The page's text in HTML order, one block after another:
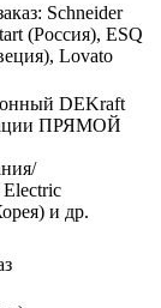
Schneider
(Россия), ESQ
Lovato
DEKraft
ПРЯМОЙ
и др.